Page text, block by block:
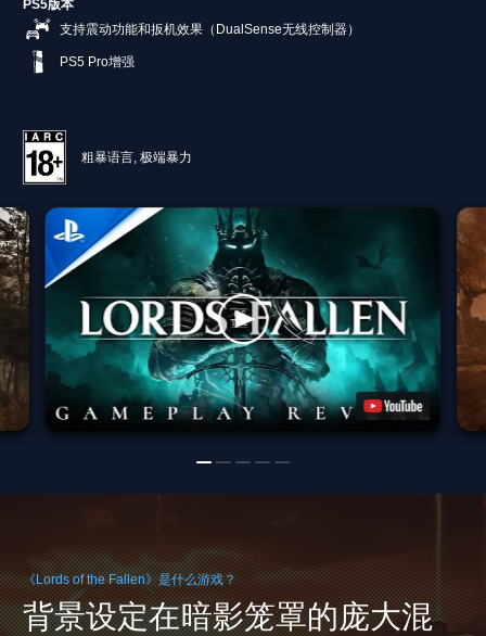
PS5版本
支持震动功能和扳机效果（DualSense无线控制器）
PS5 Pro增强
粗暴语言, 极端暴力
《Lords of the Fallen》是什么游戏？
背景设定在暗影笼罩的庞大混